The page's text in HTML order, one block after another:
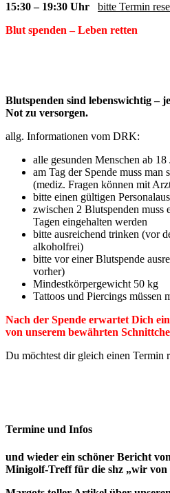
15:30 – 19:30 Uhr bitte Termin
Blut spenden – Leben retten
Blutspenden sind lebenswichtig –
Not zu versorgen.
allg. Informationen vom DRK:
alle gesunden Menschen ab
am Tag der Spende muss man
(mediz. Fragen können mit
bitte einen gültigen
zwischen 2 Blutspenden muss
Tagen eingehalten werden
bitte ausreichend trinken (vor
alkoholfrei)
bitte vor einer Blutspende
vorher)
Mindestkörpergewicht 50 kg
Tattoos und Piercings müssen
Nach der Spende erwartet Dich
von unserem bewährten
Du möchtest dir gleich einen Termin
Termine und Infos
und wieder ein schöner Bericht
Minigolf-Treff für die shz „wir von